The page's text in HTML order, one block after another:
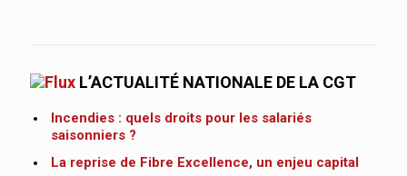
L’ACTUALITÉ NATIONALE DE LA CGT
Incendies : quels droits pour les salariés
saisonniers ?
La reprise de Fibre Excellence, un enjeu capital